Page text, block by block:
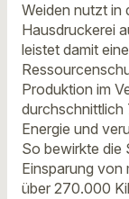
Weiden nutzt in
Hausdruckerei
leistet damit
Produktion im
Energie und
So bewirkte die
Einsparung von
über 270.000